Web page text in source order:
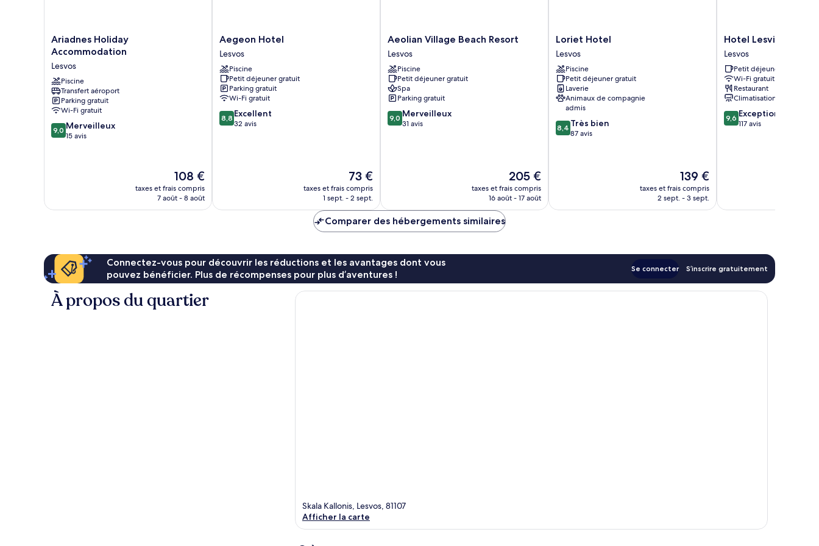
Ariadnes
Holiday
Lesvos
Ariadnes Holiday
Accommodation
Lesvos
Piscine
Transfert aéroport
Parking gratuit
Wi-Fi gratuit
9.0
sur
9,0 Merveilleux
15 avis
Le
nouveau
prix
108 €
taxes et frais compris
7 août - 8 août
Aegeon
Hotel
Lesvos
Aegeon Hotel
Lesvos
Piscine
Petit déjeuner gratuit
Parking gratuit
Wi-Fi gratuit
8.8
sur
8,8 Excellent
32 avis
Le
nouveau
prix
de
73 €
taxes et frais compris
1 sept. - 2 sept.
Aeolian
Village
Beach
Resort
Lesvos
Aeolian Village Beach Resort
Lesvos
Piscine
Petit déjeuner gratuit
Spa
Parking gratuit
9.0
sur
9,0 Merveilleux
31 avis
Le
nouveau
prix
205 €
taxes et frais compris
16 août - 17 août
Loriet
Hotel
Lesvos
Loriet Hotel
Lesvos
Piscine
Petit déjeuner gratuit
Laverie
Animaux de compagnie
admis
8.4
sur
8,4 Très bien
87 avis
Le
nouveau
prix
139 €
taxes et frais compris
2 sept. - 3 sept.
Hotel
Lesvion
Lesvos
Hotel Lesvion
Lesvos
Petit déjeuner gratuit
Wi-Fi gratuit
Restaurant
Climatisation
9.6
sur
9,6 Exceptionnel
117 avis
Comparer des hébergements similaires
Connectez-vous pour découvrir les réductions et les avantages dont vous
pouvez bénéficier. Plus de récompenses pour plus d’aventures !
Se connecter S’inscrire gratuitement
À propos du quartier
Skala Kallonis, Lesvos, 81107
Afficher la carte